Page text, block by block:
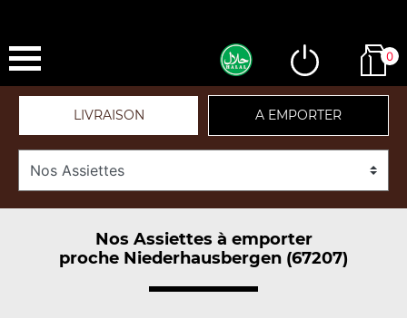
0
LIVRAISON A EMPORTER
Nos Assiettes à emporter
proche Niederhausbergen (67207)